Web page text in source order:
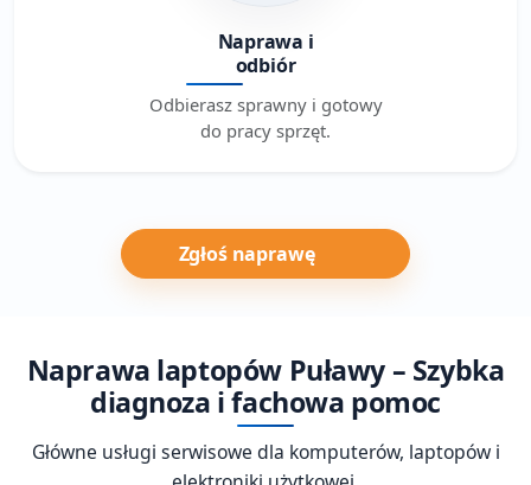
Naprawa i
odbiór
Odbierasz sprawny i gotowy
do pracy sprzęt.
Zgłoś naprawę
Naprawa laptopów Puławy – Szybka
diagnoza i fachowa pomoc
Główne usługi serwisowe dla komputerów, laptopów i